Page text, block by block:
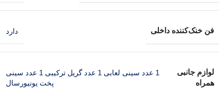
فن خنک‌کننده داخلی دارد
لوازم جانبی
همراه
1 عدد سینی لعابی 1 عدد گریل ترکیبی 1 عدد سینی
پخت یونیورسال